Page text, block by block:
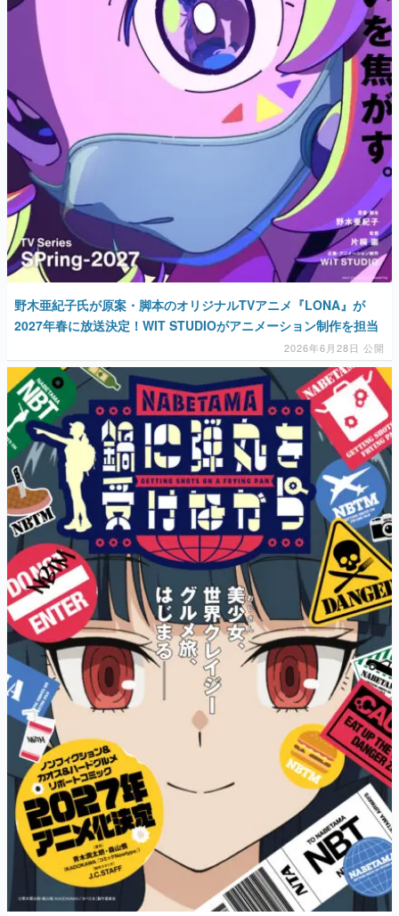
野木亜紀子氏が原案・脚本のオリジナルTVアニメ『LONA』が
2027年春に放送決定！WIT STUDIOがアニメーション制作を担当
2026年6月28日 公開